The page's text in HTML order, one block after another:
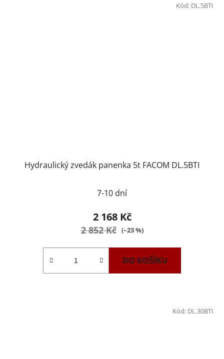
Hydraulický zvedák panenka 5t FACOM DL.5BTI
7-10 dní
2 168 Kč
2 852 Kč (–23 %)
DO KOŠÍKU
Kód: DL.5BTI
Kód: DL.30BTI